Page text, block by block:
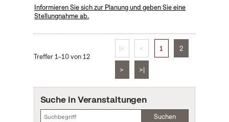
Informieren Sie sich zur Planung und geben Sie eine
Stellungnahme ab.
Treffer 1–10 von 12
|< < 1 2
> >|
Suche in Veranstaltungen
Suchen